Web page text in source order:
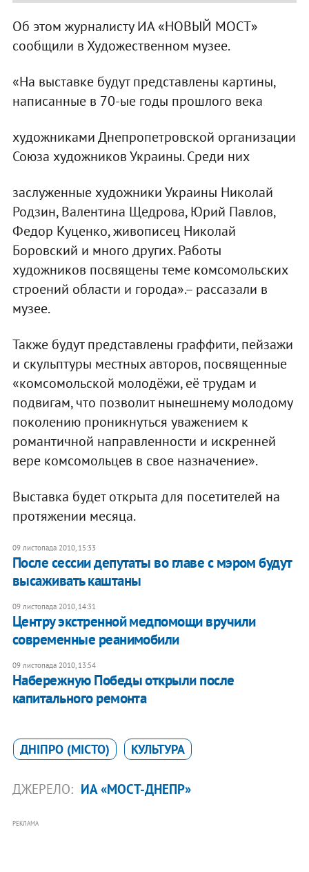
Об этом журналисту ИА «НОВЫЙ МОСТ»
сообщили в Художественном музее.
«На выставке будут представлены картины,
написанные в 70-ые годы прошлого века
художниками Днепропетровской организации
Союза художников Украины. Среди них
заслуженные художники Украины Николай
Родзин, Валентина Щедрова, Юрий Павлов,
Федор Куценко, живописец Николай
Боровский и много других. Работы
художников посвящены теме комсомольских
строений области и города».– рассазали в
музее.
Также будут представлены граффити, пейзажи
и скульптуры местных авторов, посвященные
«комсомольской молодёжи, её трудам и
подвигам, что позволит нынешнему молодому
поколению проникнуться уважением к
романтичной направленности и искренней
вере комсомольцев в свое назначение».
Выставка будет открыта для посетителей на
протяжении месяца.
09 листопада 2010, 15:33
После сессии депутаты во главе с мэром будут
высаживать каштаны
09 листопада 2010, 14:31
Центру экстренной медпомощи вручили
современные реанимобили
09 листопада 2010, 13:54
Набережную Победы открыли после
капитального ремонта
ДНІПРО (МІСТО) КУЛЬТУРА
ДЖЕРЕЛО: ИА «МОСТ-ДНЕПР»
РЕКЛАМА